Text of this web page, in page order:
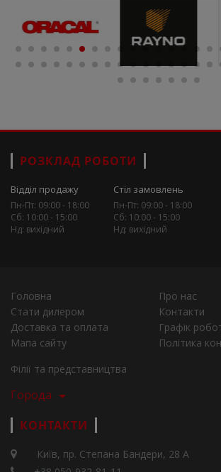
РОЗКЛАД РОБОТИ
Відділ продажу
Пн-Пт: 09:00 - 18:00
Сб: 10:00 - 15:00
Нд: вихідний
Стіл замовлень
Пн-Пт: 09:00 - 18:00
Сб: 10:00 - 15:00
Нд: вихідний
Головна
Про нас
Стати дилером
Контакти
Доставка та оплата
Графік
Мапа сайту
Політика
Філії та представництва
Города
КОНТАКТИ
Київ, пр. Степана Бандери, 28 А